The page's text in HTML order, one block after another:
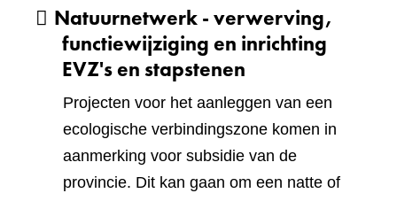
Natuurnetwerk - verwerving,
functiewijziging en inrichting
EVZ's en stapstenen
Projecten voor het aanleggen van een
ecologische verbindingszone komen in
aanmerking voor subsidie van de
provincie. Dit kan gaan om een natte of